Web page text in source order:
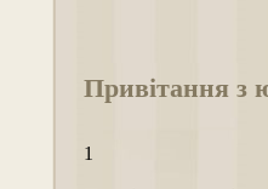
Привітання з
1